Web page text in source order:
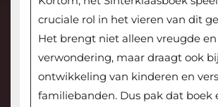
cruciale rol in het vieren van dit
Het brengt niet alleen vreugde en
verwondering, maar draagt ook
ontwikkeling van kinderen en
familiebanden. Dus pak dat boek